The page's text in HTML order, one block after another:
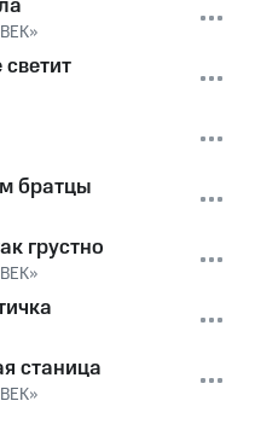
братцы
грустно
станица